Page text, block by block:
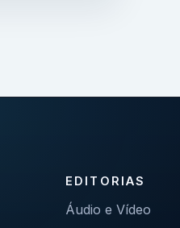
EDITORIAS
Áudio e Vídeo